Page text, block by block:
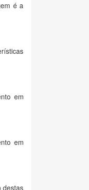
é a
em
em
destas